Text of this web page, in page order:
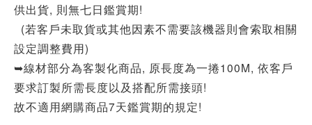
供出貨, 則無七日鑑賞期!
(若客戶未取貨或其他因素不需要該機器則會索取相關
設定調整費用)
➥線材部分為客製化商品, 原長度為一捲100M, 依客戶
要求訂製所需長度以及搭配所需接頭!
故不適用網購商品7天鑑賞期的規定!